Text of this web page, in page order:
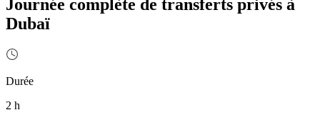
Journée complète de transferts privés à
Dubaï
Durée
2 h